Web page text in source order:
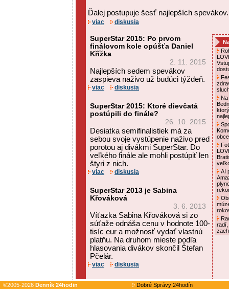
Ďalej postupuje šesť najlepších spevákov.
viac diskusia
SuperStar 2015: Po prvom
finálovom kole opúšťa Daniel
Křížka
2. 11. 2015
Najlepších sedem spevákov
zaspieva naživo už budúci týždeň.
viac diskusia
SuperStar 2015: Ktoré dievčatá
postúpili do finále?
26. 10. 2015
Desiatka semifinalistiek má za
sebou svoje vystúpenie naživo pred
porotou aj divákmi SuperStar. Do
veľkého finále ale mohli postúpiť len
štyri z nich.
viac diskusia
SuperStar 2013 je Sabina
Křováková
3. 6. 2013
Víťazka Sabina Křováková si zo
súťaže odnáša cenu v hodnote 100-
tisíc eur a možnosť vydať vlastnú
platňu. Na druhom mieste podľa
hlasovania divákov skončil Štefan
Pčelár.
viac diskusia
AI
radí,
©2005-2026 Denník 24hodin
Dobré Správy 24hodín